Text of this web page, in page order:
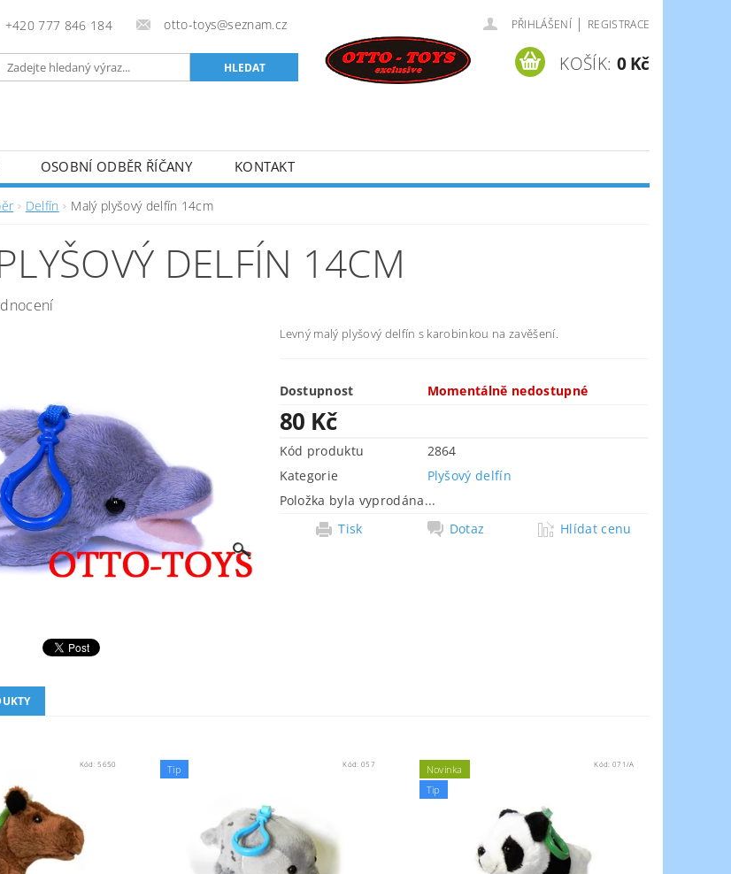
+420 777 846 184 otto-toys@seznam.cz PŘIHLÁŠENÍ | REGISTRACE
KOŠÍK: 0 Kč
OSOBNÍ ODBĚR ŘÍČANY KONTAKT
Delfín Malý plyšový delfín 14cm
DELFÍN 14CM
Levný malý plyšový delfín s karobinkou na zavěšení.
Dostupnost Momentálně nedostupné
80 Kč
Kód produktu
2864
Kategorie
Plyšový delfín
Položka byla vyprodána...
Tisk
Dotaz Hlídat cenu
Kód:5650 Tip Kód:057
Novinka
Tip
Kód:071/A